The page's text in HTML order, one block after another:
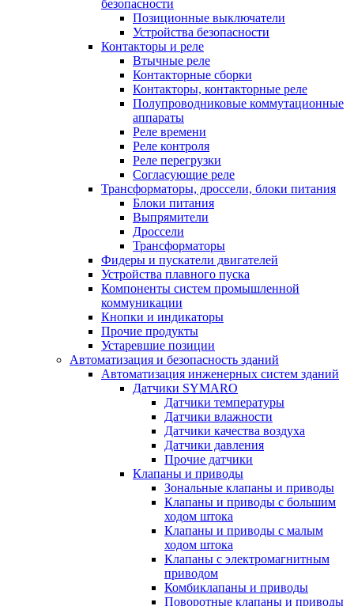
безопасности
Позиционные выключатели
Устройства безопасности
Контакторы и реле
Втычные реле
Контакторные сборки
Контакторы, контакторные реле
Полупроводниковые коммутационные
аппараты
Реле времени
Реле контроля
Реле перегрузки
Согласующие реле
Трансформаторы, дроссели, блоки питания
Блоки питания
Выпрямители
Дроссели
Трансформаторы
Фидеры и пускатели двигателей
Устройства плавного пуска
Компоненты систем промышленной
коммуникации
Кнопки и индикаторы
Прочие продукты
Устаревшие позиции
Автоматизация и безопасность зданий
Автоматизация инженерных систем зданий
Датчики SYMARO
Датчики температуры
Датчики влажности
Датчики качества воздуха
Датчики давления
Прочие датчики
Клапаны и приводы
Зональные клапаны и приводы
Клапаны и приводы с большим
ходом штока
Клапаны и приводы с малым
ходом штока
Клапаны с электромагнитным
приводом
Комбиклапаны и приводы
Поворотные клапаны и приводы